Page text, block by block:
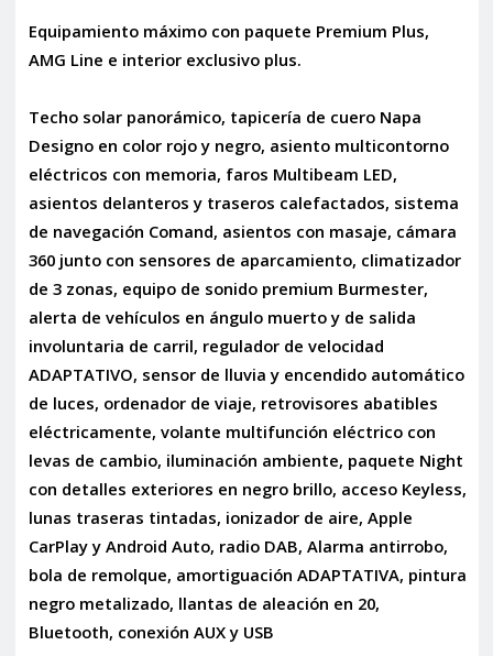
Equipamiento máximo con paquete Premium Plus,
AMG Line e interior exclusivo plus.
Techo solar panorámico, tapicería de cuero Napa
Designo en color rojo y negro, asiento multicontorno
eléctricos con memoria, faros Multibeam LED,
asientos delanteros y traseros calefactados, sistema
de navegación Comand, asientos con masaje, cámara
360 junto con sensores de aparcamiento, climatizador
de 3 zonas, equipo de sonido premium Burmester,
alerta de vehículos en ángulo muerto y de salida
involuntaria de carril, regulador de velocidad
ADAPTATIVO, sensor de lluvia y encendido automático
de luces, ordenador de viaje, retrovisores abatibles
eléctricamente, volante multifunción eléctrico con
levas de cambio, iluminación ambiente, paquete Night
con detalles exteriores en negro brillo, acceso Keyless,
lunas traseras tintadas, ionizador de aire, Apple
CarPlay y Android Auto, radio DAB, Alarma antirrobo,
bola de remolque, amortiguación ADAPTATIVA, pintura
negro metalizado, llantas de aleación en 20,
Bluetooth, conexión AUX y USB